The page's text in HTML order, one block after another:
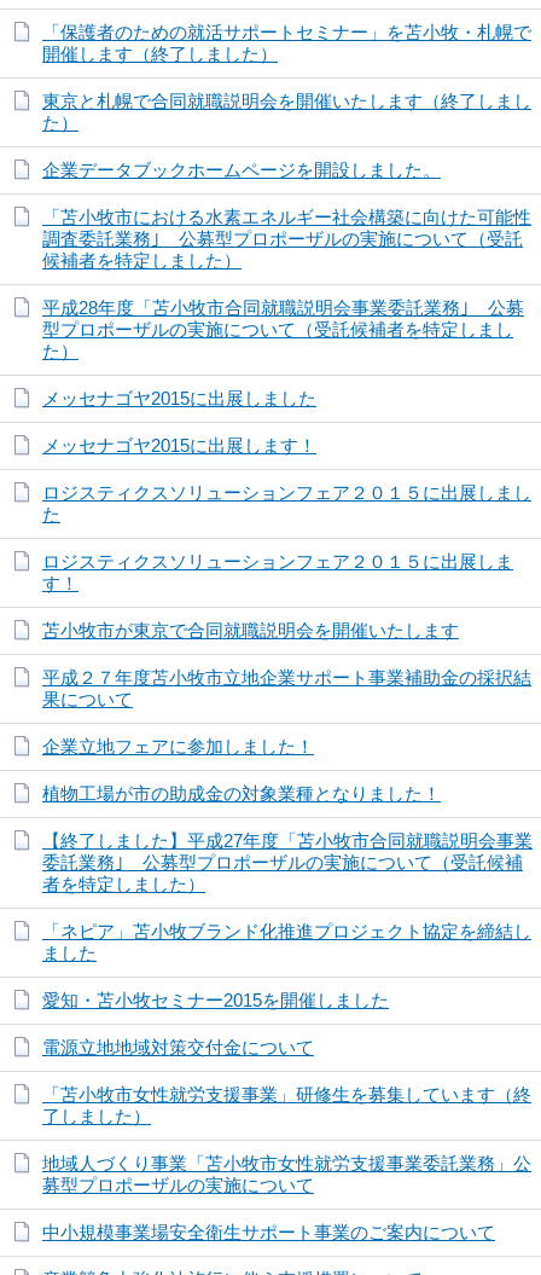
「保護者のための就活サポートセミナー」を苫小牧・札幌で
開催します（終了しました）
東京と札幌で合同就職説明会を開催いたします（終了しまし
た）
企業データブックホームページを開設しました。
「苫小牧市における水素エネルギー社会構築に向けた可能性
調査委託業務｣ 公募型プロポーザルの実施について（受託
候補者を特定しました）
平成28年度「苫小牧市合同就職説明会事業委託業務｣ 公募
型プロポーザルの実施について（受託候補者を特定しまし
た）
メッセナゴヤ2015に出展しました
メッセナゴヤ2015に出展します！
ロジスティクスソリューションフェア２０１５に出展しまし
た
ロジスティクスソリューションフェア２０１５に出展しま
す！
苫小牧市が東京で合同就職説明会を開催いたします
平成２７年度苫小牧市立地企業サポート事業補助金の採択結
果について
企業立地フェアに参加しました！
植物工場が市の助成金の対象業種となりました！
【終了しました】平成27年度「苫小牧市合同就職説明会事業
委託業務｣ 公募型プロポーザルの実施について（受託候補
者を特定しました）
「ネピア」苫小牧ブランド化推進プロジェクト協定を締結し
ました
愛知・苫小牧セミナー2015を開催しました
電源立地地域対策交付金について
「苫小牧市女性就労支援事業」研修生を募集しています（終
了しました）
地域人づくり事業「苫小牧市女性就労支援事業委託業務」公
募型プロポーザルの実施について
中小規模事業場安全衛生サポート事業のご案内について